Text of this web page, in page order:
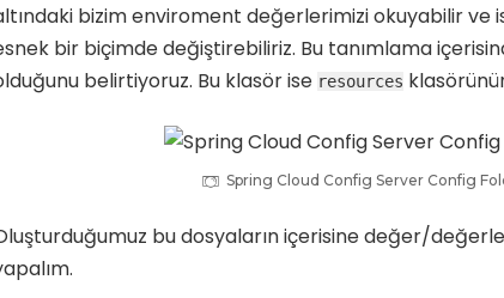
bizim enviroment değerlerimizi okuyabilir ve
bir biçimde değiştirebiliriz. Bu tanımlama
belirtiyoruz. Bu klasör ise resources
Spring Cloud Config Server Config
bu dosyaların içerisine değer/